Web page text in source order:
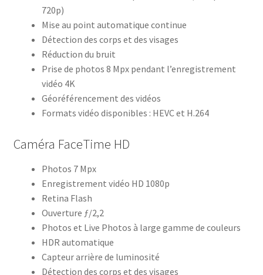
720p)
Mise au point automatique continue
Détection des corps et des visages
Réduction du bruit
Prise de photos 8 Mpx pendant l’enregistrement
vidéo 4K
Géoréférencement des vidéos
Formats vidéo disponibles : HEVC et H.264
Caméra FaceTime HD
Photos 7 Mpx
Enregistrement vidéo HD 1080p
Retina Flash
Ouverture ƒ/2,2
Photos et Live Photos à large gamme de couleurs
HDR automatique
Capteur arrière de luminosité
Détection des corps et des visages